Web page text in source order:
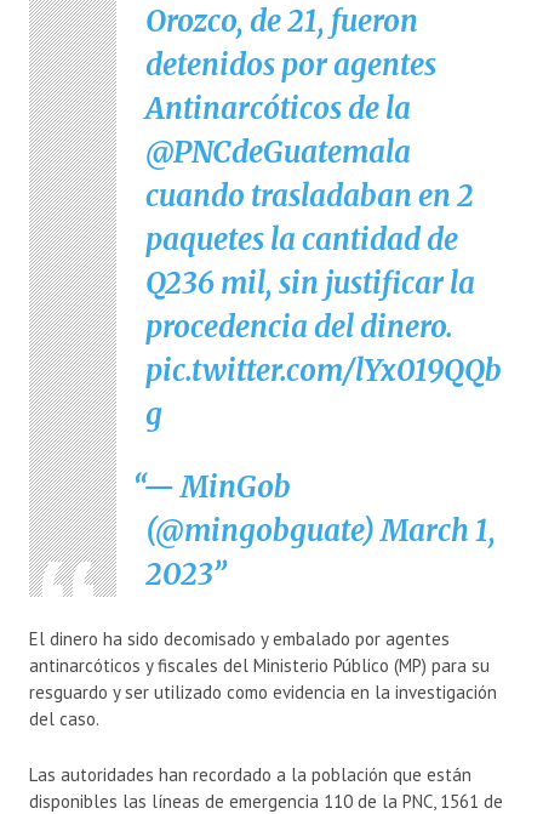
Orozco, de 21, fueron
detenidos por agentes
Antinarcóticos de la
@PNCdeGuatemala
cuando trasladaban en 2
paquetes la cantidad de
Q236 mil, sin justificar la
procedencia del dinero.
pic.twitter.com/lYx019QQb
g
— MinGob
(@mingobguate)March 1,
2023
El dinero ha sido decomisado y embalado por agentes
antinarcóticos y fiscales del Ministerio Público (MP) para su
resguardo y ser utilizado como evidencia en la investigación
del caso.
Las autoridades han recordado a la población que están
disponibles las líneas de emergencia 110 de la PNC, 1561 de